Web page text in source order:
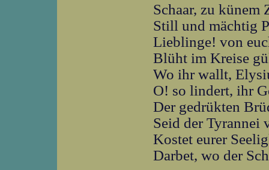
Schaar, zu künem
Still und mächtig
Lieblinge! von
Blüht im Kreise
Wo ihr wallt,
O! so lindert, ihr
Der gedrükten
Seid der Tyrannei
Kostet eurer
Darbet, wo der